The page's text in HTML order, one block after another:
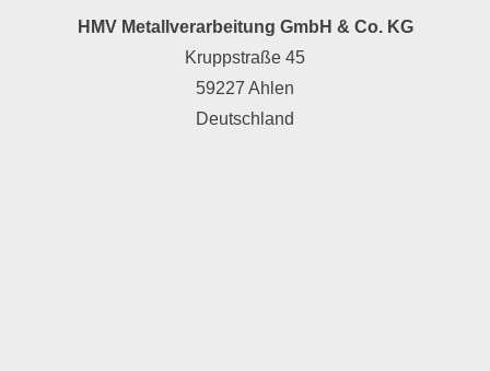
HMV Metallverarbeitung GmbH & Co. KG
Kruppstraße 45
59227 Ahlen
Deutschland